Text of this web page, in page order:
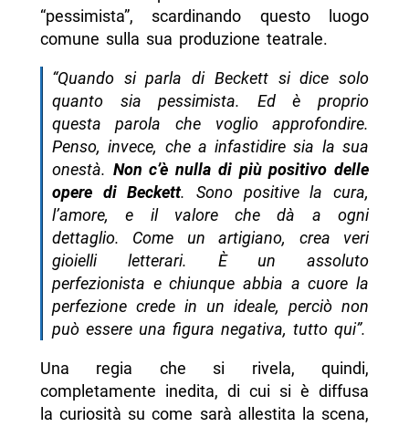
“pessimista”, scardinando questo luogo
comune sulla sua produzione teatrale.
“Quando si parla di Beckett si dice solo
quanto sia pessimista. Ed è proprio
questa parola che voglio approfondire.
Penso, invece, che a infastidire sia la sua
onestà. Non c’è nulla di più positivo delle
opere di Beckett. Sono positive la cura,
l’amore, e il valore che dà a ogni
dettaglio. Come un artigiano, crea veri
gioielli letterari. È un assoluto
perfezionista e chiunque abbia a cuore la
perfezione crede in un ideale, perciò non
può essere una figura negativa, tutto qui”.
Una regia che si rivela, quindi,
completamente inedita, di cui si è diffusa
la curiosità su come sarà allestita la scena,